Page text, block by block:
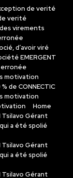
de verité
verité
virements
d’avoir viré
EMERGENT
motivation
de CONNECTIC
motivation
Home
Tsilavo Gérant
a été spolié
Tsilavo Gérant
a été spolié
Tsilavo Gérant